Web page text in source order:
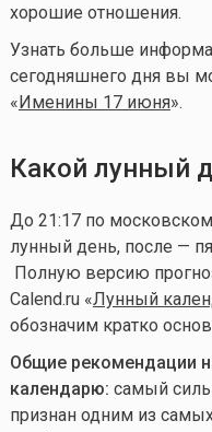
хорошие отношения.
Узнать больше
сегодняшнего дня вы
«Именины 17 июня».
Какой лунный
До 21:17 по
лунный день, после —
Полную версию
Calend.ru «Лунный
обозначим кратко
Общие рекомендации
календарю: самый
признан одним из